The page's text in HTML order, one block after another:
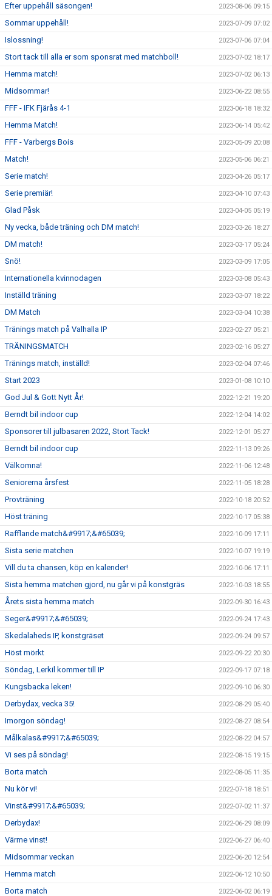
Efter uppehåll säsongen! 2023-08-06 09:15
Sommar uppehåll! 2023-07-09 07:02
Islossning! 2023-07-06 07:04
Stort tack till alla er som sponsrat med matchboll! 2023-07-02 18:17
Hemma match! 2023-07-02 06:13
Midsommar! 2023-06-22 08:55
FFF - IFK Fjärås 4-1 2023-06-18 18:32
Hemma Match! 2023-06-14 05:42
FFF - Varbergs Bois 2023-05-09 20:08
Match! 2023-05-06 06:21
Serie match! 2023-04-26 05:17
Serie premiär! 2023-04-10 07:43
Glad Påsk 2023-04-05 05:19
Ny vecka, både träning och DM match! 2023-03-26 18:27
DM match! 2023-03-17 05:24
Snö! 2023-03-09 17:05
Internationella kvinnodagen 2023-03-08 05:43
Inställd träning 2023-03-07 18:22
DM Match 2023-03-04 10:38
Tränings match på Valhalla IP 2023-02-27 05:21
TRÄNINGSMATCH 2023-02-16 05:27
Tränings match, inställd! 2023-02-04 07:46
Start 2023 2023-01-08 10:10
God Jul & Gott Nytt År! 2022-12-21 19:20
Berndt bil indoor cup 2022-12-04 14:02
Sponsorer till julbasaren 2022, Stort Tack! 2022-12-01 05:27
Berndt bil indoor cup 2022-11-13 09:26
Välkomna! 2022-11-06 12:48
Seniorerna årsfest 2022-11-05 18:28
Provträning 2022-10-18 20:52
Höst träning 2022-10-17 05:38
Rafflande match&#9917;&#65039; 2022-10-09 17:11
Sista serie matchen 2022-10-07 19:19
Vill du ta chansen, köp en kalender! 2022-10-06 17:11
Sista hemma matchen gjord, nu går vi på konstgräs 2022-10-03 18:55
Årets sista hemma match 2022-09-30 16:43
Seger&#9917;&#65039; 2022-09-24 17:43
Skedalaheds IP, konstgräset 2022-09-24 09:57
Höst mörkt 2022-09-22 20:30
Söndag, Lerkil kommer till IP 2022-09-17 07:18
Kungsbacka leken! 2022-09-10 06:30
Derbydax, vecka 35! 2022-08-29 05:40
Imorgon söndag! 2022-08-27 08:54
Målkalas&#9917;&#65039; 2022-08-22 04:57
Vi ses på söndag! 2022-08-15 19:15
Borta match 2022-08-05 11:35
Nu kör vi! 2022-07-18 18:51
Vinst&#9917;&#65039; 2022-07-02 11:37
Derbydax! 2022-06-29 08:09
Värme vinst! 2022-06-27 06:40
Midsommar veckan 2022-06-20 12:54
Hemma match 2022-06-12 10:50
Borta match 2022-06-02 06:19